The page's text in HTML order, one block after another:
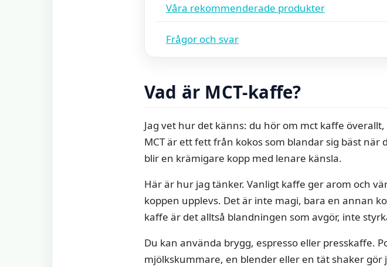
Våra rekommenderade produkter
Frågor och svar
Vad är MCT-kaffe?
Jag vet hur det känns: du hör om mct kaffe
MCT är ett fett från kokos som blandar sig bäst
blir en krämigare kopp med lenare känsla.
Här är hur jag tänker. Vanligt kaffe ger arom och
koppen upplevs. Det är inte magi, bara en annan
kaffe är det alltså blandningen som avgör, inte
Du kan använda brygg, espresso eller presskaffe.
mjölkskummare, en blender eller en tät shaker